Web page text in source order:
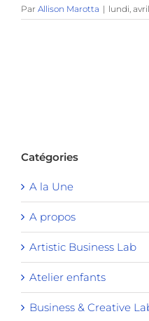
Par Allison Marotta | lundi, avril
Catégories
A la Une
A propos
Artistic Business Lab
Atelier enfants
Business & Creative